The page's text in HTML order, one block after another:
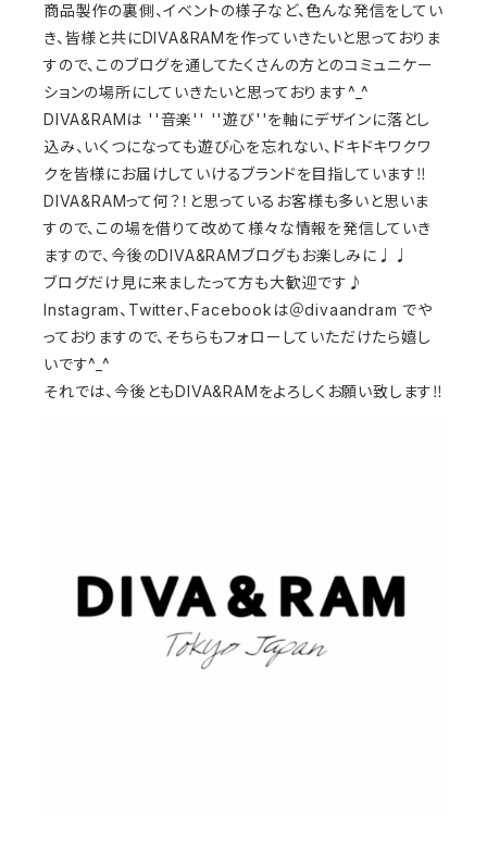
商品製作の裏側、イベントの様子など、色んな発信をしてい
き、皆様と共にDIVA&RAMを作っていきたいと思っておりま
すので、このブログを通してたくさんの方とのコミュニケー
ションの場所にしていきたいと思っております^_^
DIVA&RAMは ''音楽'' ''遊び''を軸にデザインに落とし
込み、いくつになっても遊び心を忘れない、ドキドキワクワ
クを皆様にお届けしていけるブランドを目指しています‼︎
DIVA&RAMって何？！と思っているお客様も多いと思いま
すので、この場を借りて改めて様々な情報を発信していき
ますので、今後のDIVA&RAMブログもお楽しみに♩♩
ブログだけ見に来ましたって方も大歓迎です♪
Instagram、Twitter、Facebookは＠divaandram でや
っておりますので、そちらもフォローしていただけたら嬉し
いです^_^
それでは、今後ともDIVA&RAMをよろしくお願い致します‼︎